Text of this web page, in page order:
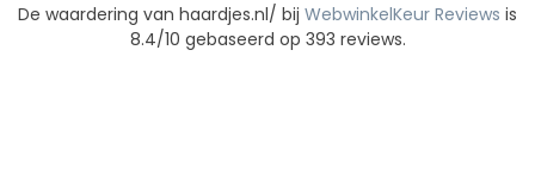
De waardering van haardjes.nl/ bij WebwinkelKeur Reviews is
8.4/10 gebaseerd op 393 reviews.